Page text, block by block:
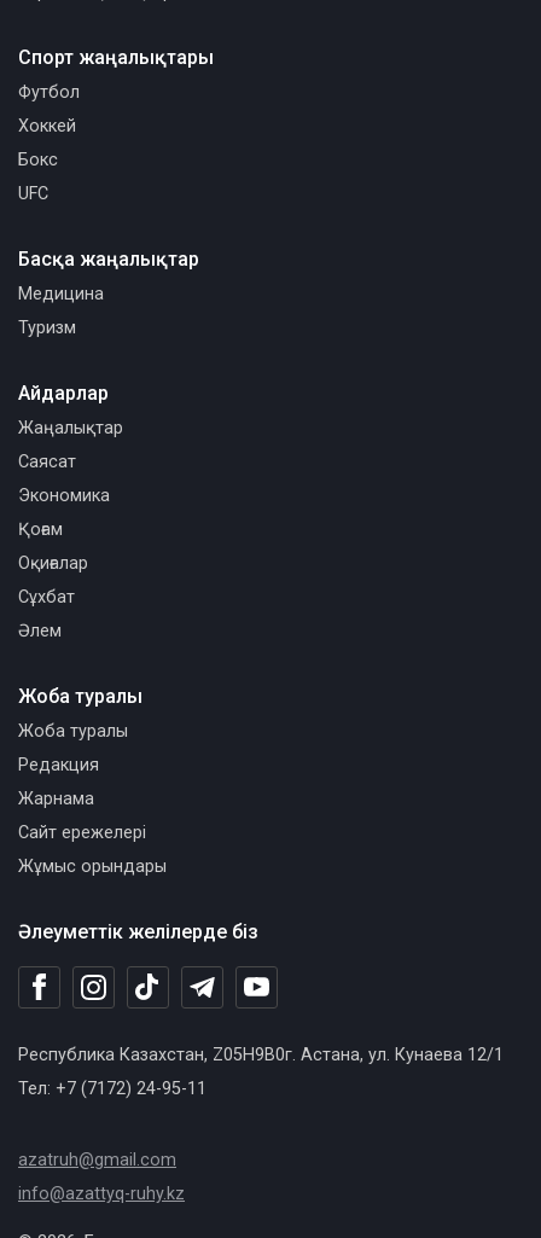
Спорт жаңалықтары
Футбол
Хоккей
Бокс
UFC
Басқа жаңалықтар
Медицина
Туризм
Әлеуметтік желілерде біз
Республика Казахстан, Z05H9B0г. Астана, ул. Кунаева 12/1
Тел: +7 (7172) 24-95-11
azatruh@gmail.com
info@azattyq-ruhy.kz
Айдарлар
Жаңалықтар
Саясат
Экономика
Қоғам
Оқиғалар
Сұхбат
Әлем
Жоба туралы
Жоба туралы
Редакция
Жарнама
Сайт ережелері
Жұмыс орындары